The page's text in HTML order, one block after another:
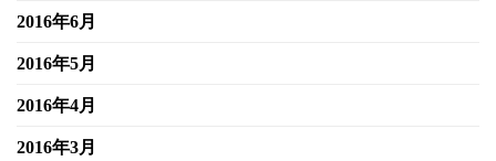
2016年6月
2016年5月
2016年4月
2016年3月